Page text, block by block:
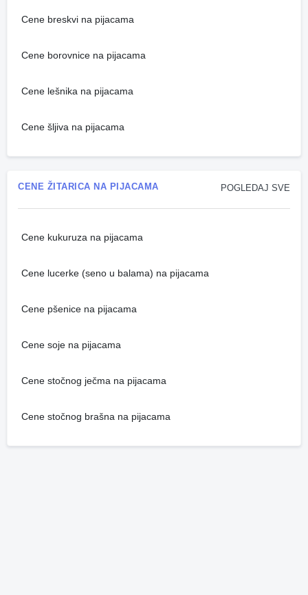
Cene breskvi na pijacama
Cene borovnice na pijacama
Cene lešnika na pijacama
Cene šljiva na pijacama
POGLEDAJ SVE
CENE ŽITARICA NA PIJACAMA
Cene kukuruza na pijacama
Cene lucerke (seno u balama) na pijacama
Cene pšenice na pijacama
Cene soje na pijacama
Cene stočnog ječma na pijacama
Cene stočnog brašna na pijacama